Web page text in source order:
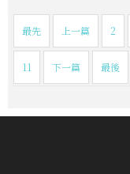
最先 上一篇 2
11 下一篇 最後